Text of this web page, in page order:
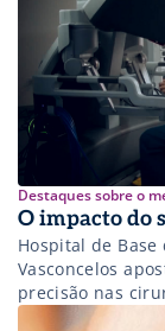
Destaques sobre o
O impacto do
Hospital de
Vasconcelos
precisão nas